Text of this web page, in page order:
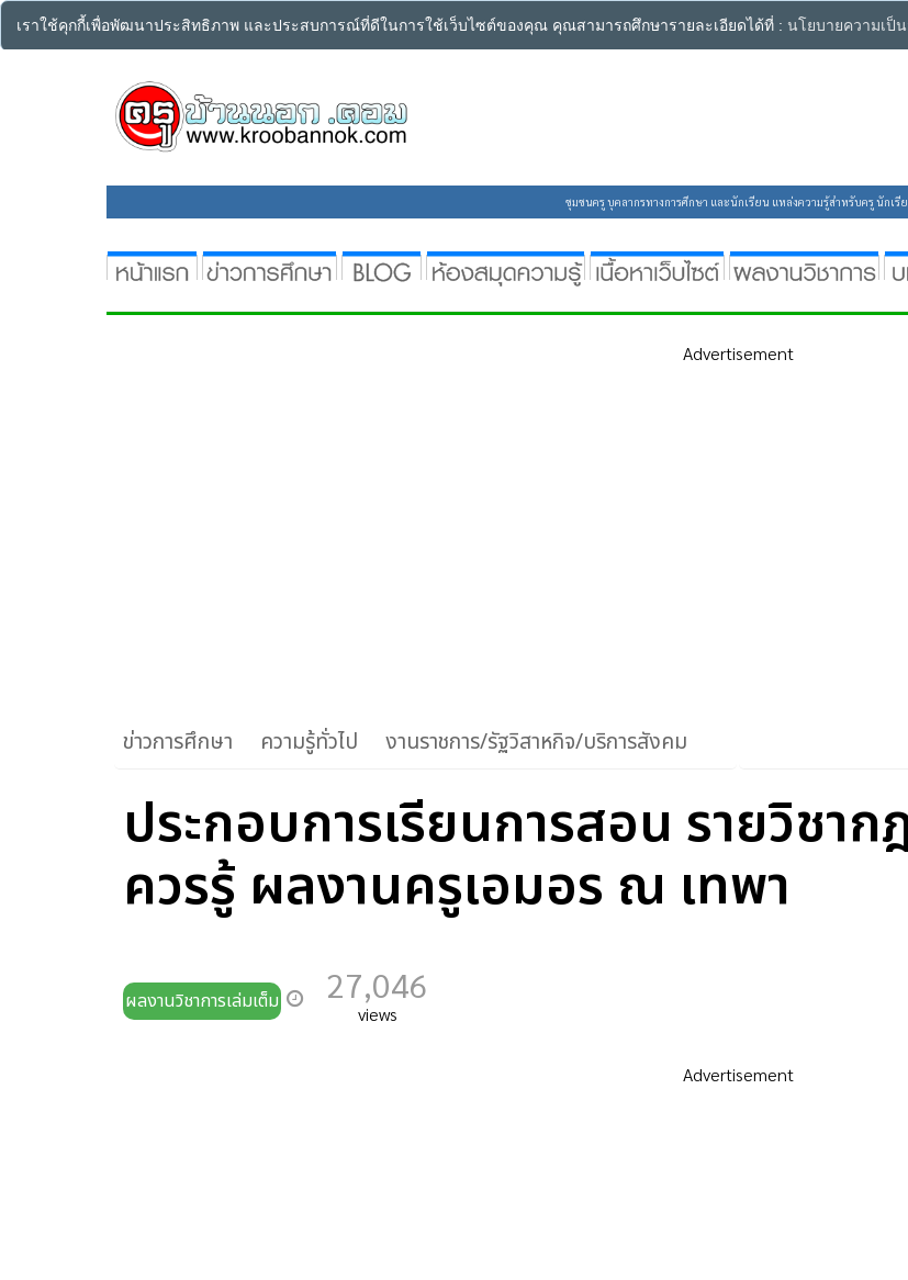
เราใช้คุกกี้เพื่อพัฒนาประสิทธิภาพ และประสบการณ์ที่ดีในการใช้เว็บไซต์ของคุณ คุณสามารถศึกษารายละเอียดได้ที่ : นโยบายความเป็
ชุมชนครู บุคลากรทางการศึกษา และนักเรียน แหล่งความรู้สำหรับครู นักเ
Advertisement
ข่าวการศึกษา ความรู้ทั่วไป งานราชการ/รัฐวิสาหกิจ/บริการสังคม
ประกอบการเรียนการสอน รายวิชา
ควรรู้ ผลงานครูเอมอร ณ เทพา
ผลงานวิชาการเล่มเต็ม 27,046
views
Advertisement